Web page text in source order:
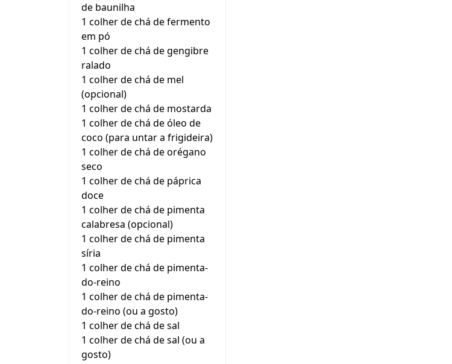
de baunilha
1 colher de chá de fermento
em pó
1 colher de chá de gengibre
ralado
1 colher de chá de mel
(opcional)
1 colher de chá de mostarda
1 colher de chá de óleo de
coco (para untar a frigideira)
1 colher de chá de orégano
seco
1 colher de chá de páprica
doce
1 colher de chá de pimenta
calabresa (opcional)
1 colher de chá de pimenta
síria
1 colher de chá de pimenta-
do-reino
1 colher de chá de pimenta-
do-reino (ou a gosto)
1 colher de chá de sal
1 colher de chá de sal (ou a
gosto)